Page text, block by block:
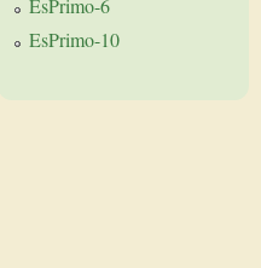
EsPrimo-6
EsPrimo-10